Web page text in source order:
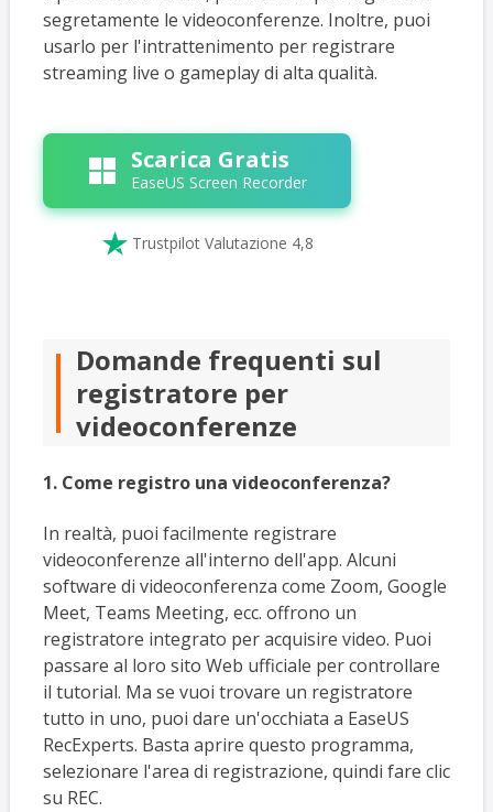
segretamente le videoconferenze. Inoltre, puoi
usarlo per l'intrattenimento per registrare
streaming live o gameplay di alta qualità.
Scarica Gratis
EaseUS Screen Recorder
 Trustpilot Valutazione 4,8
Domande frequenti sul
registratore per
videoconferenze
1. Come registro una videoconferenza?
In realtà, puoi facilmente registrare
videoconferenze all'interno dell'app. Alcuni
software di videoconferenza come Zoom, Google
Meet, Teams Meeting, ecc. offrono un
registratore integrato per acquisire video. Puoi
passare al loro sito Web ufficiale per controllare
il tutorial. Ma se vuoi trovare un registratore
tutto in uno, puoi dare un'occhiata a EaseUS
RecExperts. Basta aprire questo programma,
selezionare l'area di registrazione, quindi fare clic
su REC.